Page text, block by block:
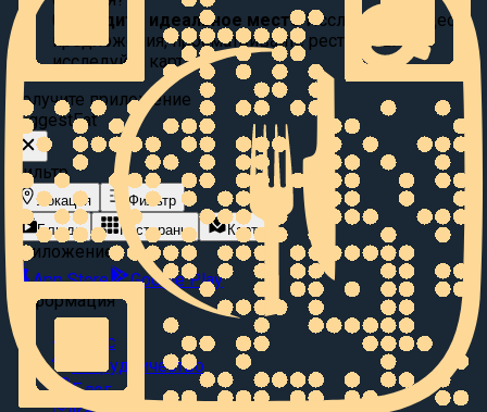
03
Найдите идеальное место Исследуйте видео
предложения, просматривайте рестораны или
исследуйте карту.
Получите приложение
SuggestEat
Фильтр
Локация
Фильтр
Блюда
Рестораны Карта
Приложение
App Store
Google Play
Информация
О нас
Сотрудничество
Блог